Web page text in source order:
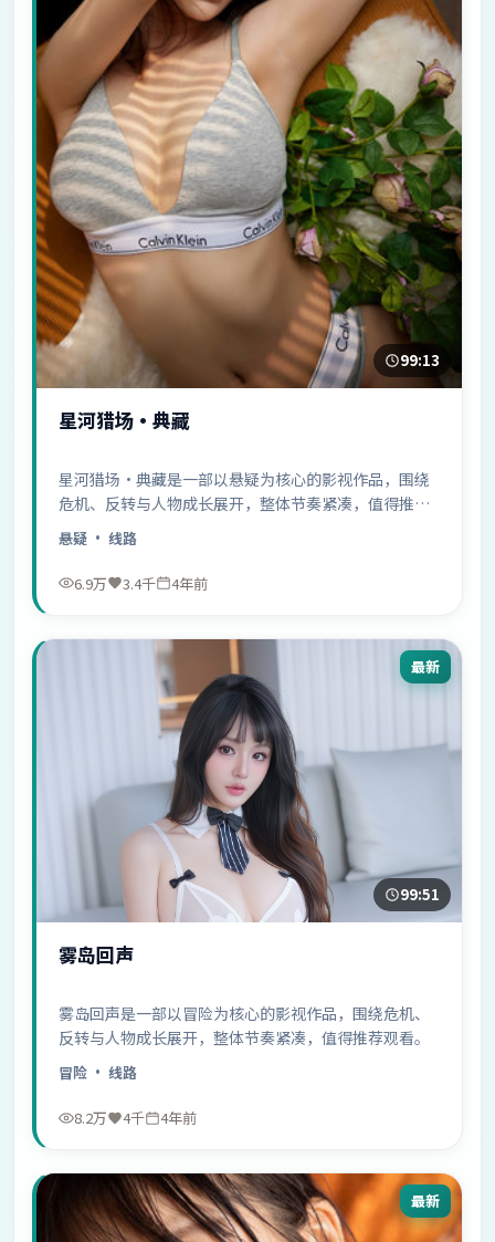
99:13
星河猎场·典藏
星河猎场·典藏是一部以悬疑为核心的影视作品，围绕
危机、反转与人物成长展开，整体节奏紧凑，值得推荐
观看。
悬疑 · 线路
6.9万 3.4千 4年前
最新
99:51
雾岛回声
雾岛回声是一部以冒险为核心的影视作品，围绕危机、
反转与人物成长展开，整体节奏紧凑，值得推荐观看。
冒险 · 线路
8.2万 4千 4年前
最新